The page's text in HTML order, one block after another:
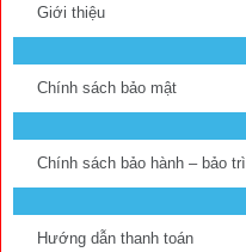
Giới thiệu
Chính sách bảo mật
Chính sách bảo hành – bảo trì
Hướng dẫn thanh toán